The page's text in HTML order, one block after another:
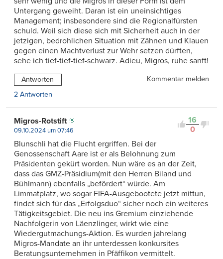
Untergang geweiht. Daran ist ein uneinsichtiges
Management; insbesondere sind die Regionalfürsten
schuld. Weil sich diese sich mit Sicherheit auch in der
jetzigen, bedrohlichen Situation mit Zähnen und Klauen
gegen einen Machtverlust zur Wehr setzen dürften,
sehe ich tief-tief-tief-schwarz. Adieu, Migros, ruhe sanft!
Antworten
Kommentar melden
2 Antworten
16
0
Migros-Rotstift
09.10.2024 um 07:46
Blunschli hat die Flucht ergriffen. Bei der
Genossenschaft Aare ist er als Belohnung zum
Präsidenten gekürt worden. Nun wäre es an der Zeit,
dass das GMZ-Präsidium(mit den Herren Biland und
Bühlmann) ebenfalls „befördert“ würde. Am
Limmatplatz, wo sogar FIFA-Ausgebootete jetzt mittun,
findet sich für das „Erfolgsduo“ sicher noch ein weiteres
Tätigkeitsgebiet. Die neu ins Gremium einziehende
Nachfolgerin von Läenzlinger, wirkt wie eine
Wiedergutmachungs-Aktion. Es wurden jahrelang
Migros-Mandate an ihr unterdessen konkursites
Beratungsunternehmen in Pfäffikon vermittelt.